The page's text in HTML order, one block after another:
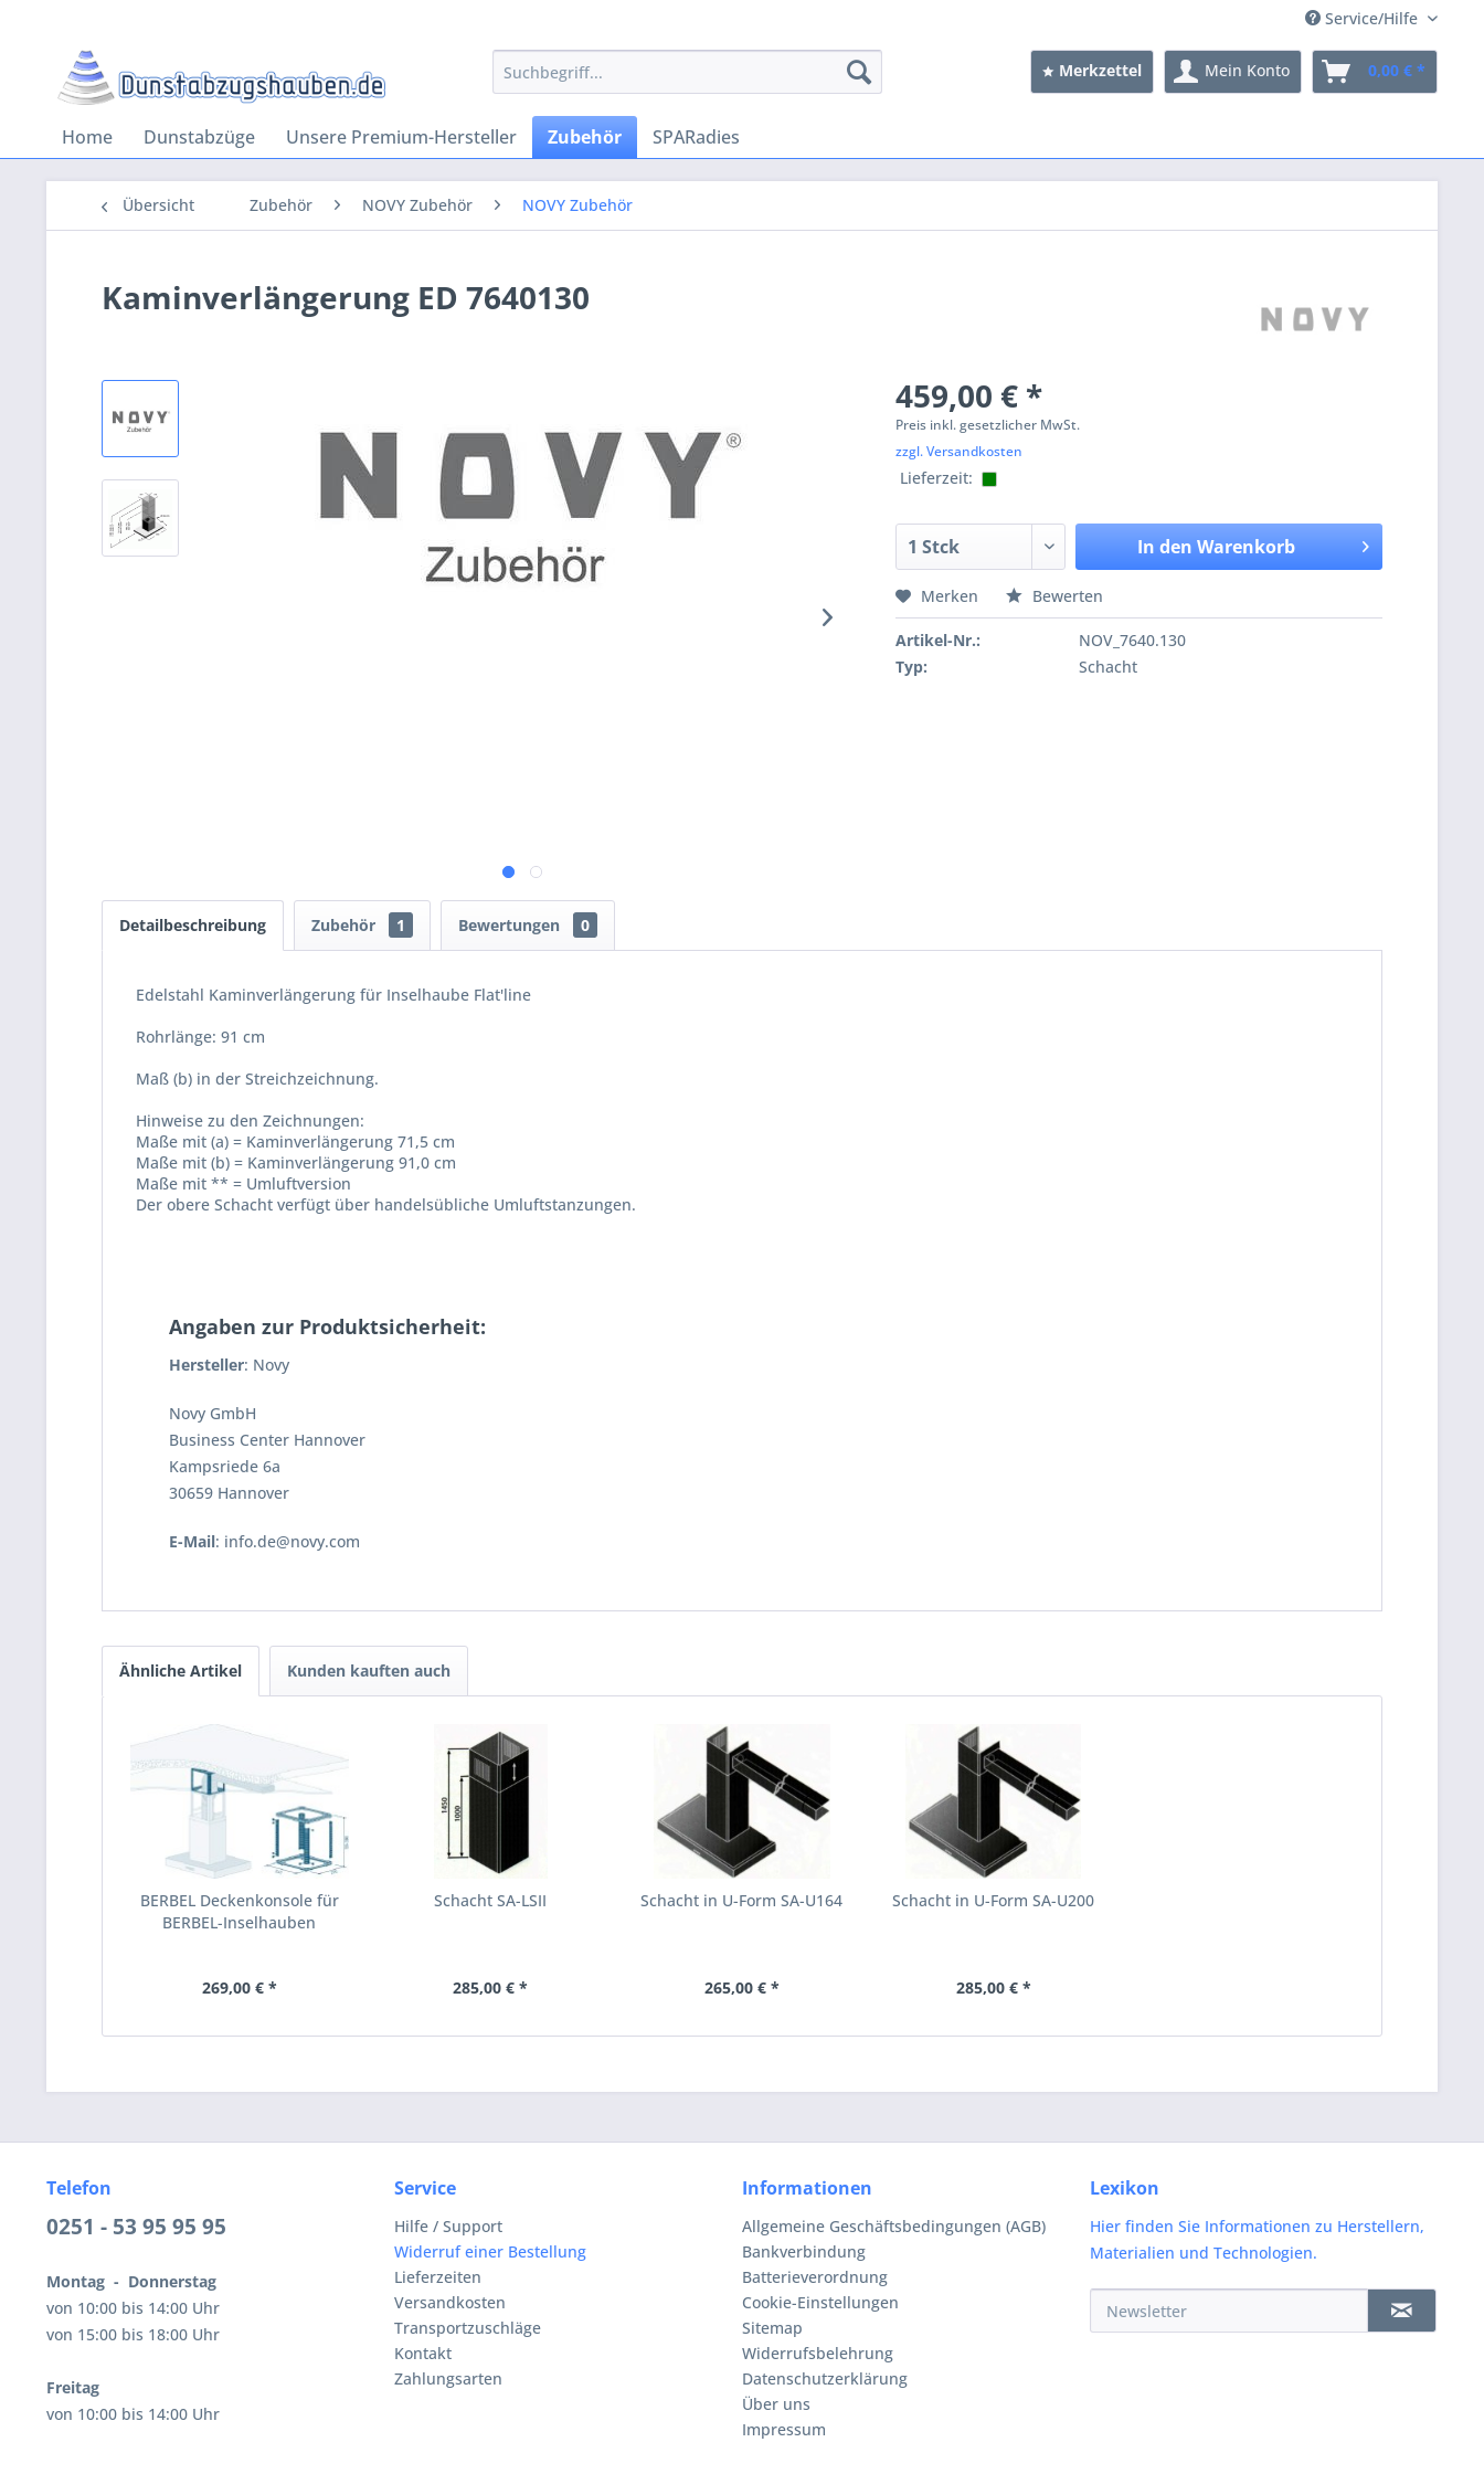
Service/Hilfe
Merkzettel Mein Konto 0,00 € *
Home Dunstabzüge Unsere Premium-Hersteller Zubehör SPARadies
Übersicht Zubehör NOVY Zubehör NOVY Zubehör
Kaminverlängerung ED 7640130
459,00 € *
Preis inkl. gesetzlicher MwSt.
zzgl. Versandkosten
Lieferzeit:
In den Warenkorb
Merken Bewerten
Artikel-Nr.:
NOV_7640.130
Typ:
Schacht
Detailbeschreibung Zubehör 1 Bewertungen 0
Edelstahl Kaminverlängerung für Inselhaube Flat'line
Rohrlänge: 91 cm
Maß (b) in der Streichzeichnung.
Hinweise zu den Zeichnungen:
Maße mit (a) = Kaminverlängerung 71,5 cm
Maße mit (b) = Kaminverlängerung 91,0 cm
Maße mit ** = Umluftversion
Der obere Schacht verfügt über handelsübliche Umluftstanzungen.
Angaben zur Produktsicherheit:
Hersteller: Novy
Novy GmbH
Business Center Hannover
Kampsriede 6a
30659 Hannover
E-Mail: info.de@novy.com
Ähnliche Artikel Kunden kauften auch
BERBEL Deckenkonsole für
BERBEL-Inselhauben
269,00 € *
Schacht SA-LSII
285,00 € *
Schacht in U-Form SA-U164
265,00 € *
Schacht in U-Form SA-U200
285,00 € *
Telefon
0251 - 53 95 95 95
Montag - Donnerstag
von 10:00 bis 14:00 Uhr
von 15:00 bis 18:00 Uhr
Freitag
von 10:00 bis 14:00 Uhr
Service
Hilfe / Support
Widerruf einer Bestellung
Lieferzeiten
Versandkosten
Transportzuschläge
Kontakt
Zahlungsarten
Informationen
Allgemeine Geschäftsbedingungen (AGB)
Bankverbindung
Batterieverordnung
Cookie-Einstellungen
Sitemap
Widerrufsbelehrung
Datenschutzerklärung
Über uns
Impressum
Lexikon
Hier finden Sie Informationen zu Herstellern,
Materialien und Technologien.